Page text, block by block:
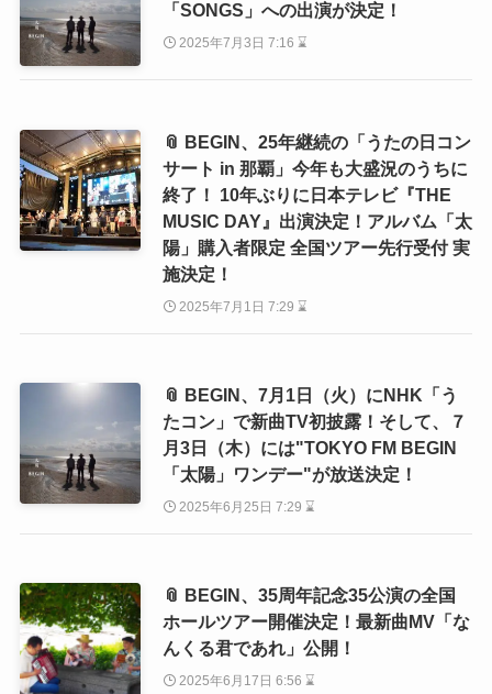
「SONGS」への出演が決定！
2025年7月3日 7:16 ⌛
📎 BEGIN、25年継続の「うたの日コン
サート in 那覇」今年も大盛況のうちに
終了！ 10年ぶりに日本テレビ『THE
MUSIC DAY』出演決定！アルバム「太
陽」購入者限定 全国ツアー先行受付 実
施決定！
2025年7月1日 7:29 ⌛
📎 BEGIN、7月1日（火）にNHK「う
たコン」で新曲TV初披露！そして、７
月3日（木）には"TOKYO FM BEGIN
「太陽」ワンデー"が放送決定！
2025年6月25日 7:29 ⌛
📎 BEGIN、35周年記念35公演の全国
ホールツアー開催決定！最新曲MV「な
んくる君であれ」公開！
2025年6月17日 6:56 ⌛